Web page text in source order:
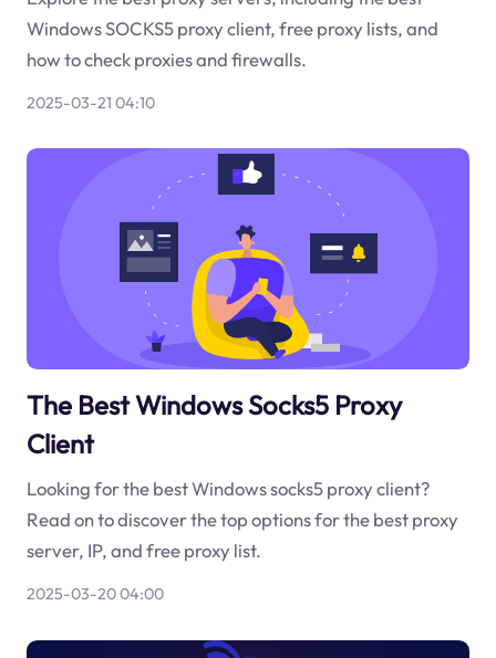
Windows SOCKS5 proxy client, free proxy lists, and
how to check proxies and firewalls.
2025-03-21 04:10
The Best Windows Socks5 Proxy
Client
Looking for the best Windows socks5 proxy client?
Read on to discover the top options for the best proxy
server, IP, and free proxy list.
2025-03-20 04:00